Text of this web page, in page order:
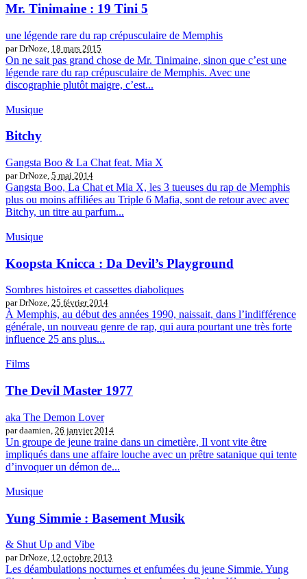
Mr. Tinimaine : 19 Tini 5
une légende rare du rap crépusculaire de Memphis
par DrNoze, 18 mars 2015
On ne sait pas grand chose de Mr. Tinimaine, sinon que c’est une
légende rare du rap crépusculaire de Memphis. Avec une
discographie plutôt maigre, c’est...
Musique
Bitchy
Gangsta Boo & La Chat feat. Mia X
par DrNoze, 5 mai 2014
Gangsta Boo, La Chat et Mia X, les 3 tueuses du rap de Memphis
plus ou moins affiliées au Triple 6 Mafia, sont de retour avec avec
Bitchy, un titre au parfum...
Musique
Koopsta Knicca : Da Devil’s Playground
Sombres histoires et cassettes diaboliques
par DrNoze, 25 février 2014
À Memphis, au début des années 1990, naissait, dans l’indifférence
générale, un nouveau genre de rap, qui aura pourtant une très forte
influence 25 ans plus...
Films
The Devil Master 1977
aka The Demon Lover
par daamien, 26 janvier 2014
Un groupe de jeune traine dans un cimetière, Il vont vite être
impliqués dans une affaire louche avec un prêtre satanique qui tente
d’invoquer un démon de...
Musique
Yung Simmie : Basement Musik
& Shut Up and Vibe
par DrNoze, 12 octobre 2013
Les déambulations nocturnes et enfumées du jeune Simmie. Yung